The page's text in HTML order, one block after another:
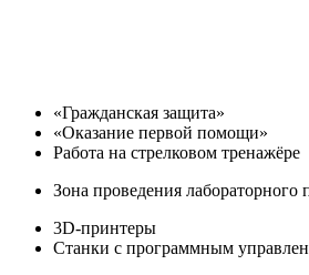
«Гражданская защита»
«Оказание первой помощи»
Работа на стрелковом тренажёре
Зона проведения
3D-принтеры
Станки с программным